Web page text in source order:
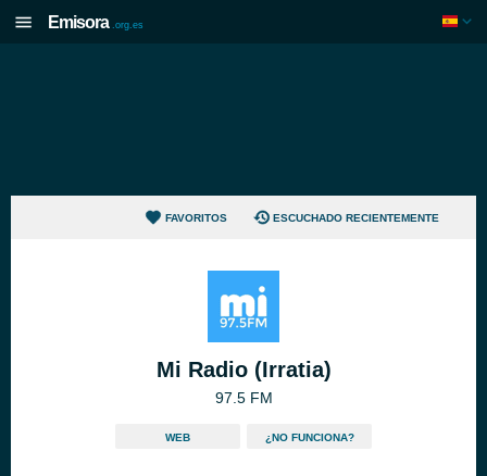
Emisora .org.es
FAVORITOS ESCUCHADO RECIENTEMENTE
Mi Radio (Irratia)
97.5 FM
WEB ¿NO FUNCIONA?